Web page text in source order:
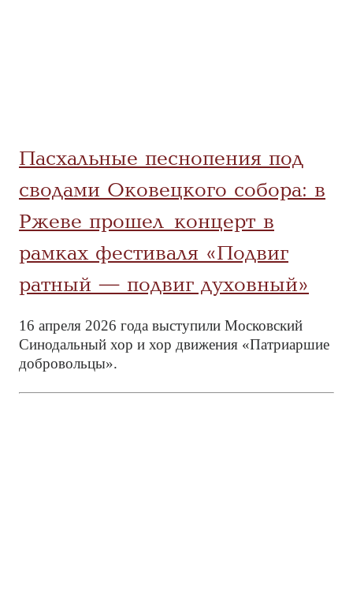
Пасхальные песнопения под
сводами Оковецкого собора: в
Ржеве прошел концерт в
рамках фестиваля «Подвиг
ратный — подвиг духовный»
16 апреля 2026 года выступили Московский
Синодальный хор и хор движения «Патриаршие
добровольцы».